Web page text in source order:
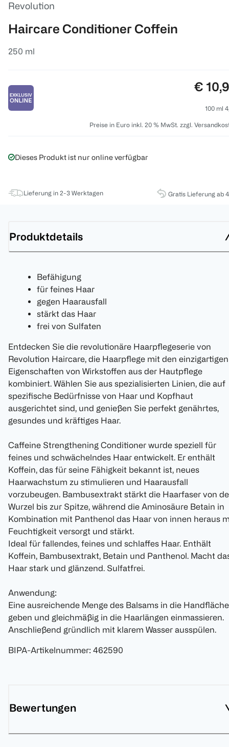
Revolution
Haircare Conditioner Coffein
250 ml
Preis:
€
100 ml
Preise in Euro inkl. 20 % MwSt. zzgl.
Dieses Produkt ist nur online verfügbar
Lieferung in 2-3 Werktagen Gratis Lieferung ab
Produktdetails
Befähigung
für feines Haar
gegen Haarausfall
stärkt das Haar
frei von Sulfaten
Entdecken Sie die revolutionäre Haarpflegeserie von
Revolution Haircare, die Haarpflege mit den einzigartigen
Eigenschaften von Wirkstoffen aus der Hautpflege
kombiniert. Wählen Sie aus spezialisierten Linien, die auf
spezifische Bedürfnisse von Haar und Kopfhaut
ausgerichtet sind, und genießen Sie perfekt genährtes,
gesundes und kräftiges Haar.
Caffeine Strengthening Conditioner wurde speziell für
feines und schwächelndes Haar entwickelt. Er enthält
Koffein, das für seine Fähigkeit bekannt ist, neues
Haarwachstum zu stimulieren und Haarausfall
vorzubeugen. Bambusextrakt stärkt die Haarfaser von
Wurzel bis zur Spitze, während die Aminosäure Betain in
Kombination mit Panthenol das Haar von innen heraus
Feuchtigkeit versorgt und stärkt.
Ideal für fallendes, feines und schlaffes Haar. Enthält
Koffein, Bambusextrakt, Betain und Panthenol. Macht
Haar stark und glänzend. Sulfatfrei.
Anwendung:
Eine ausreichende Menge des Balsams in die Handfläche
geben und gleichmäßig in die Haarlängen einmassieren.
Anschließend gründlich mit klarem Wasser ausspülen.
BIPA-Artikelnummer: 462590
Bewertungen